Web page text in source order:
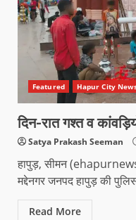
Featured Hapur City
दिन-रात गश्त व
Satya Prakash Seeman
हापुड़, सीमन
मद्देनगर जनपद हापुड़ की
Read More